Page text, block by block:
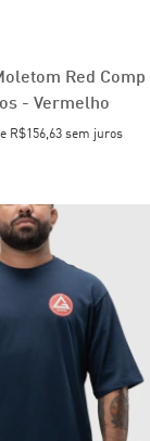
Red Comp
- Vermelho
R$156,63 sem juros